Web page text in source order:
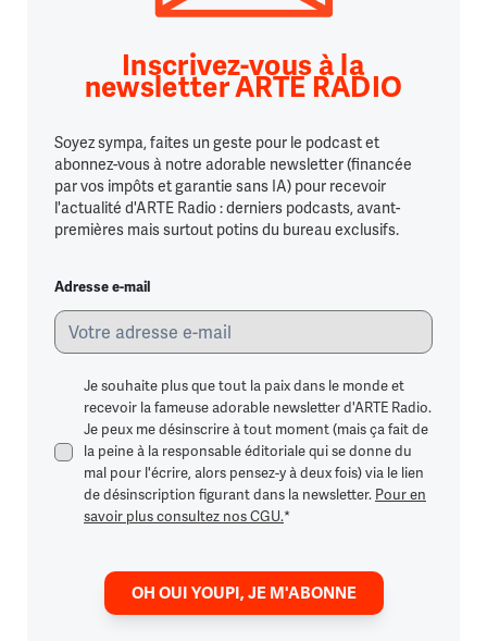
Inscrivez-vous à la
newsletter ARTE RADIO
Soyez sympa, faites un geste pour le podcast et
abonnez-vous à notre adorable newsletter (financée
par vos impôts et garantie sans IA) pour recevoir
l'actualité d'ARTE Radio : derniers podcasts, avant-
premières mais surtout potins du bureau exclusifs.
Adresse e-mail
Je souhaite plus que tout la paix dans le monde et
recevoir la fameuse adorable newsletter d'ARTE Radio.
Je peux me désinscrire à tout moment (mais ça fait de
la peine à la responsable éditoriale qui se donne du
mal pour l'écrire, alors pensez-y à deux fois) via le lien
de désinscription figurant dans la newsletter. Pour en
savoir plus consultez nos CGU.*
OH OUI YOUPI, JE M'ABONNE